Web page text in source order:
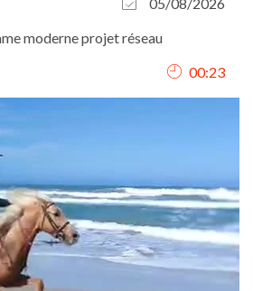
moderne projet réseau
00:23